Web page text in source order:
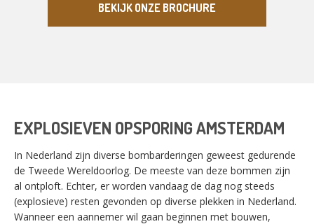
BEKIJK ONZE BROCHURE
EXPLOSIEVEN OPSPORING AMSTERDAM
In Nederland zijn diverse bombarderingen geweest gedurende
de Tweede Wereldoorlog. De meeste van deze bommen zijn
al ontploft. Echter, er worden vandaag de dag nog steeds
(explosieve) resten gevonden op diverse plekken in Nederland.
Wanneer een aannemer wil gaan beginnen met bouwen,